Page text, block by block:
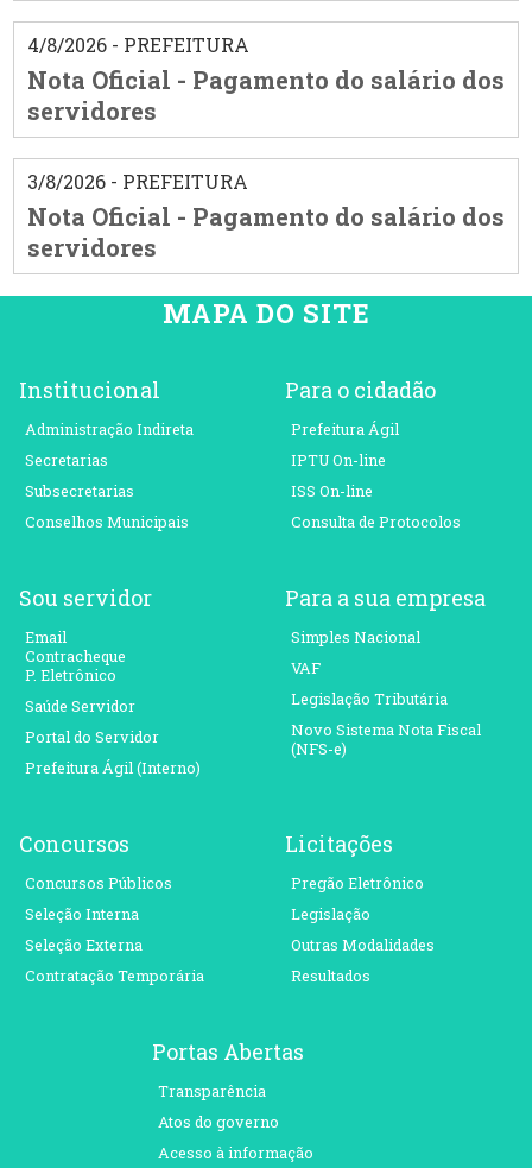
4/8/2026 - PREFEITURA
Nota Oficial - Pagamento do salário dos
servidores
3/8/2026 - PREFEITURA
Nota Oficial - Pagamento do salário dos
servidores
MAPA DO SITE
Institucional
Administração Indireta
Secretarias
Subsecretarias
Conselhos Municipais
Para o cidadão
Prefeitura Ágil
IPTU On-line
ISS On-line
Consulta de Protocolos
Sou servidor
Email
Contracheque
P. Eletrônico
Saúde Servidor
Portal do Servidor
Prefeitura Ágil (Interno)
Para a sua empresa
Simples Nacional
VAF
Legislação Tributária
Novo Sistema Nota Fiscal
(NFS-e)
Concursos
Concursos Públicos
Seleção Interna
Seleção Externa
Contratação Temporária
Licitações
Pregão Eletrônico
Legislação
Outras Modalidades
Resultados
Portas Abertas
Transparência
Atos do governo
Acesso à informação